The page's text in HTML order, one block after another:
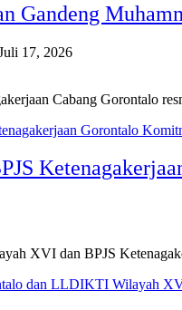
Gandeng
17, 2026
Cabang Gorontalo
XVI dan BPJS